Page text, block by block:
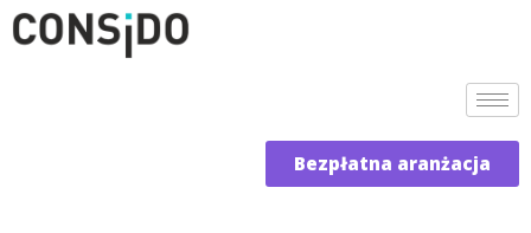
Bezpłatna aranżacja